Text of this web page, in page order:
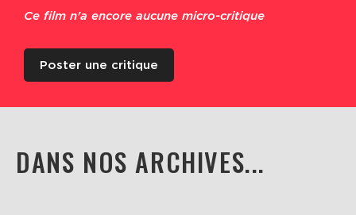
Ce film n'a encore aucune micro-critique
Poster une critique
DANS NOS ARCHIVES...